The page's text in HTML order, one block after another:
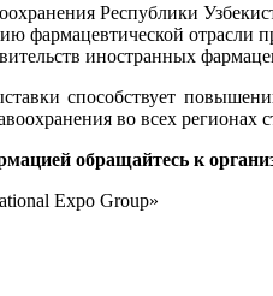
Республики
фармацевтической отрасли
иностранных
способствует
во всех регионах
обращайтесь к
Expo Group»